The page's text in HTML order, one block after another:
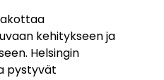
kehitykseen ja
Helsingin
pystyvät